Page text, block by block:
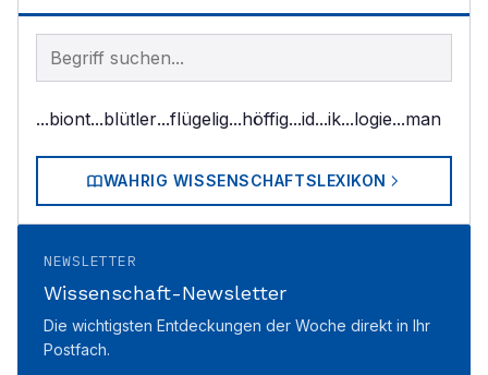
Begriff im Lexikon suchen
...biont...blütler...flügelig...höffig...id...ik...logie...man
WAHRIG WISSENSCHAFTSLEXIKON
NEWSLETTER
Wissenschaft-Newsletter
Die wichtigsten Entdeckungen der Woche direkt in Ihr
Postfach.